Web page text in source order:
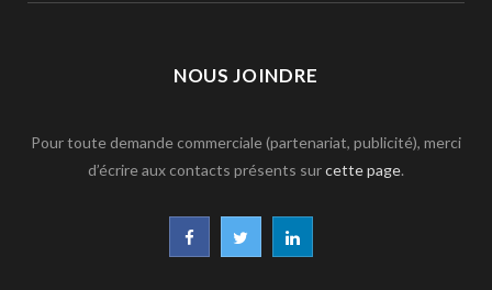
NOUS JOINDRE
Pour toute demande commerciale (partenariat, publicité), merci
d’écrire aux contacts présents surcette page.
F L